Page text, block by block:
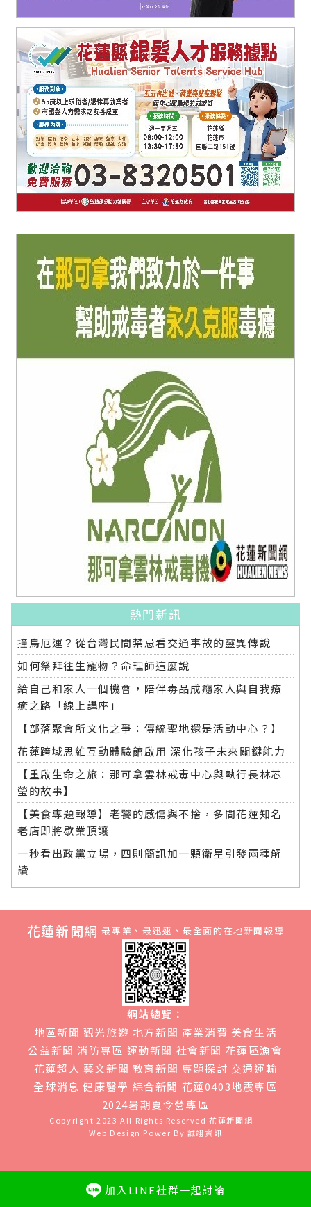
熱門新訊
撞鳥厄運？從台灣民間禁忌看交通事故的靈異傳說
如何祭拜往生寵物？命理師這麼說
給自己和家人一個機會，陪伴毒品成癮家人與自我療
癒之路「線上講座」
【部落聚會所文化之爭：傳統聖地還是活動中心？】
花蓮跨域思維互動體驗館啟用 深化孩子未來關鍵能力
【重啟生命之旅：那可拿雲林戒毒中心與執行長林芯
瑩的故事】
【美食專題報導】老饕的感傷與不捨，多間花蓮知名
老店即將歇業頂讓
一秒看出政黨立場，四則簡訊加一顆衛星引發兩種解
讀
花蓮新聞網 最專業、最迅速、最全面的在地新聞報導
網站總覽：
地區新聞 觀光旅遊 地方新聞 產業消費 美食生活
公益新聞 消防專區 運動新聞 社會新聞 花蓮區漁會
花蓮超人 藝文新聞 教育新聞 專題探討 交通運輸
全球消息 健康醫學 綜合新聞 花蓮0403地震專區
2024暑期夏令營專區
Copyright 2023 All Rights Reserved花蓮新聞網
Web Design Power By 誠翊資訊
加入LINE社群一起討論